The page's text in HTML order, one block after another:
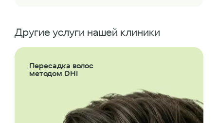
Другие услуги нашей клиники
Пересадка волос
методом DHI